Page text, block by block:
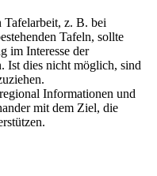
z. B. bei
Tafeln, sollte
im Interesse der
Ist dies nicht möglich, sind
Informationen und
mit dem Ziel, die